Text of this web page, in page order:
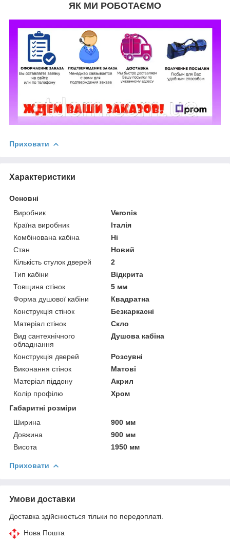
ЯК МИ РОБОТАЄМО
Приховати
Характеристики
Основні
Виробник
Veronis
Країна виробник
Італія
Комбінована кабіна
Ні
Стан
Новий
Кількість стулок дверей
2
Тип кабіни
Відкрита
Товщина стінок
5 мм
Форма душової кабіни
Квадратна
Конструкція стінок
Безкаркасні
Матеріал стінок
Скло
Вид сантехнічного
обладнання
Душова кабіна
Конструкція дверей
Розсувні
Виконання стінок
Матові
Матеріал піддону
Акрил
Колір профілю
Хром
Габаритні розміри
Ширина
900 мм
Довжина
900 мм
Висота
1950 мм
Приховати
Умови доставки
Доставка здійснюється тільки по передоплаті.
Нова Пошта